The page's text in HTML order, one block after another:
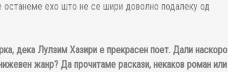
останеме ехо што не се шири доволно подалеку од
дека Лулзим Хазири е прекрасен поет. Дали наскоро
жанр? Да прочитаме раскази, некаков роман или